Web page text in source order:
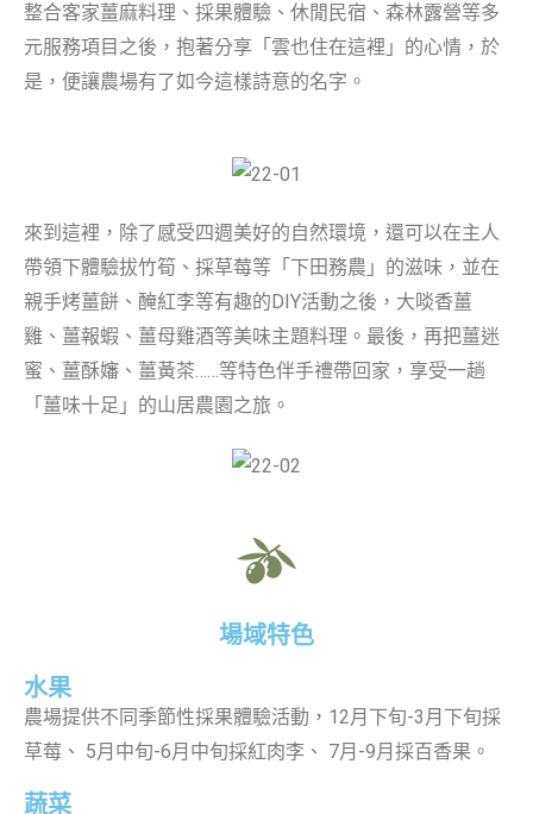
整合客家薑麻料理、採果體驗、休閒民宿、森林露營等多
元服務項目之後，抱著分享「雲也住在這裡」的心情，於
是，便讓農場有了如今這樣詩意的名字。
來到這裡，除了感受四週美好的自然環境，還可以在主人
帶領下體驗拔竹筍、採草莓等「下田務農」的滋味，並在
親手烤薑餅、醃紅李等有趣的DIY活動之後，大啖香薑
雞、薑報蝦、薑母雞酒等美味主題料理。最後，再把薑迷
蜜、薑酥嬸、薑黃茶……等特色伴手禮帶回家，享受一趟
「薑味十足」的山居農園之旅。
場域特色
水果
農場提供不同季節性採果體驗活動，12月下旬-3月下旬採
草莓、 5月中旬-6月中旬採紅肉李、 7月-9月採百香果。
蔬菜